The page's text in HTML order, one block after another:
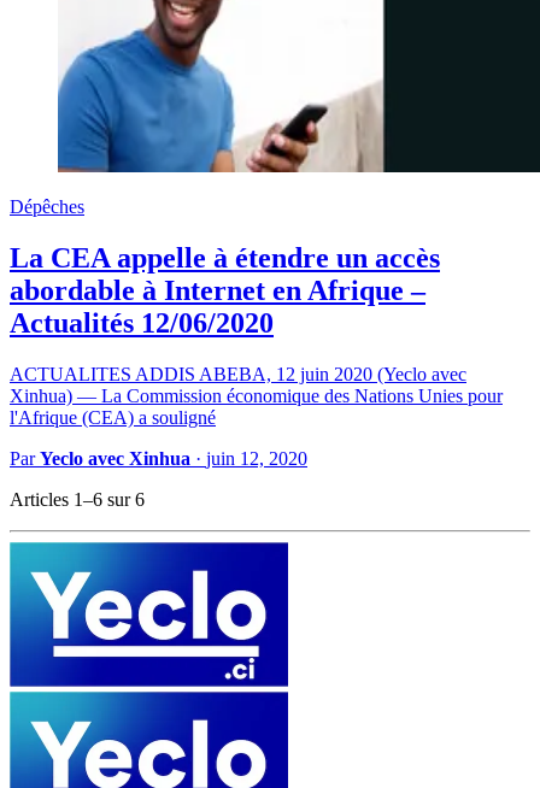
Dépêches
La CEA appelle à étendre un accès
abordable à Internet en Afrique –
Actualités 12/06/2020
ACTUALITES ADDIS ABEBA, 12 juin 2020 (Yeclo avec
Xinhua) — La Commission économique des Nations Unies pour
l'Afrique (CEA) a souligné
ParYeclo avec Xinhua · juin 12, 2020
Articles 1–6 sur 6